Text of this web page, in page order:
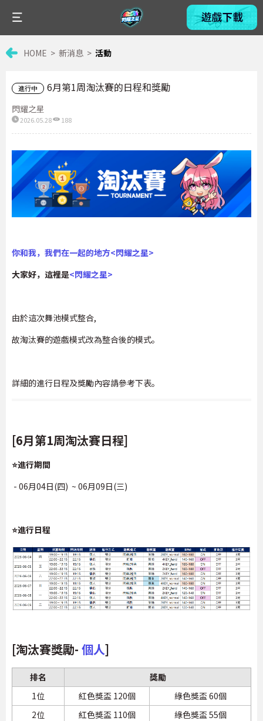
HOME 新消息 活動
進行中 6月第1周淘汰賽的日程和獎勵
閃耀之星
2026.05.28 188
你和我，我們在一起的地方<閃耀之星>
大家好，這裡是<閃耀之星>
由於這次舞池模式整合,
故淘汰賽的遊戲模式改為整合後的模式。
詳細的進行日程及獎勵內容請參考下表。
[6月第1周淘汰賽日程]
⭐進行期間
- 06月04日(四) ~ 06月09日(三)
⭐進行日程
[淘汰賽獎勵- 個人]
排名
獎勵
1位
紅色獎盃 120個
綠色獎盃 60個
2位
紅色獎盃 110個
綠色獎盃 55個